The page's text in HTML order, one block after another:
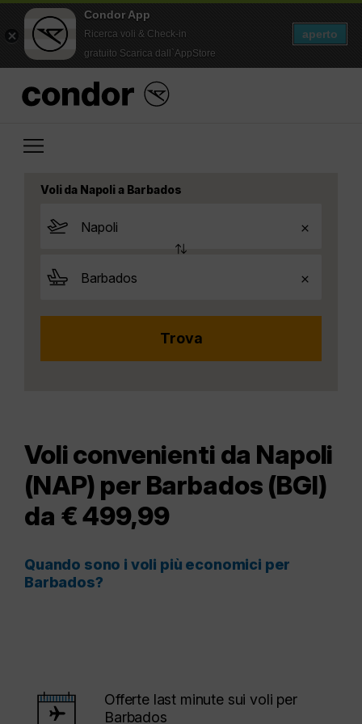
Condor App
Ricerca voli & Check-in
gratuito Scarica dall`AppStore
aperto
Voli da Napoli a Barbados
Voli convenienti da Napoli
(NAP) per Barbados (BGI)
da € 499,99
Quando sono i voli più economici per
Barbados?
Offerte last minute sui voli per
Barbados